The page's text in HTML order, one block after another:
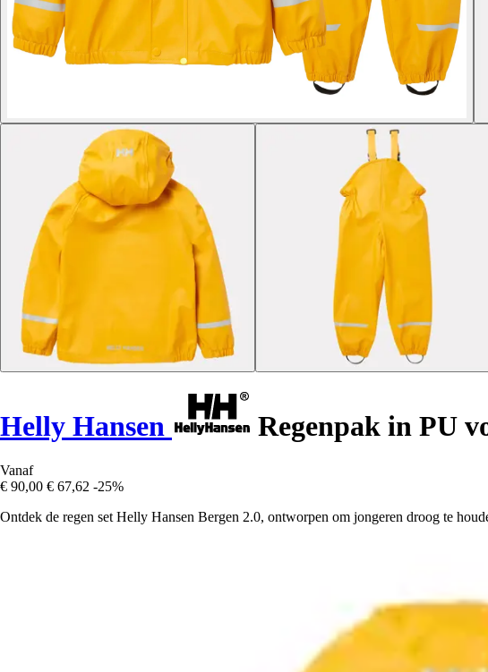
Helly Hansen Regenpak in PU
Vanaf
€ 90,00 € 67,62 -25%
Ontdek de regen set Helly Hansen Bergen 2.0, ontworpen om jongeren droog te